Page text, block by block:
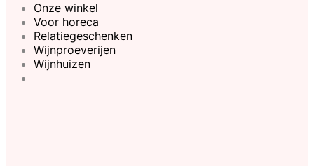
Onze winkel
Voor horeca
Relatiegeschenken
Wijnproeverijen
Wijnhuizen